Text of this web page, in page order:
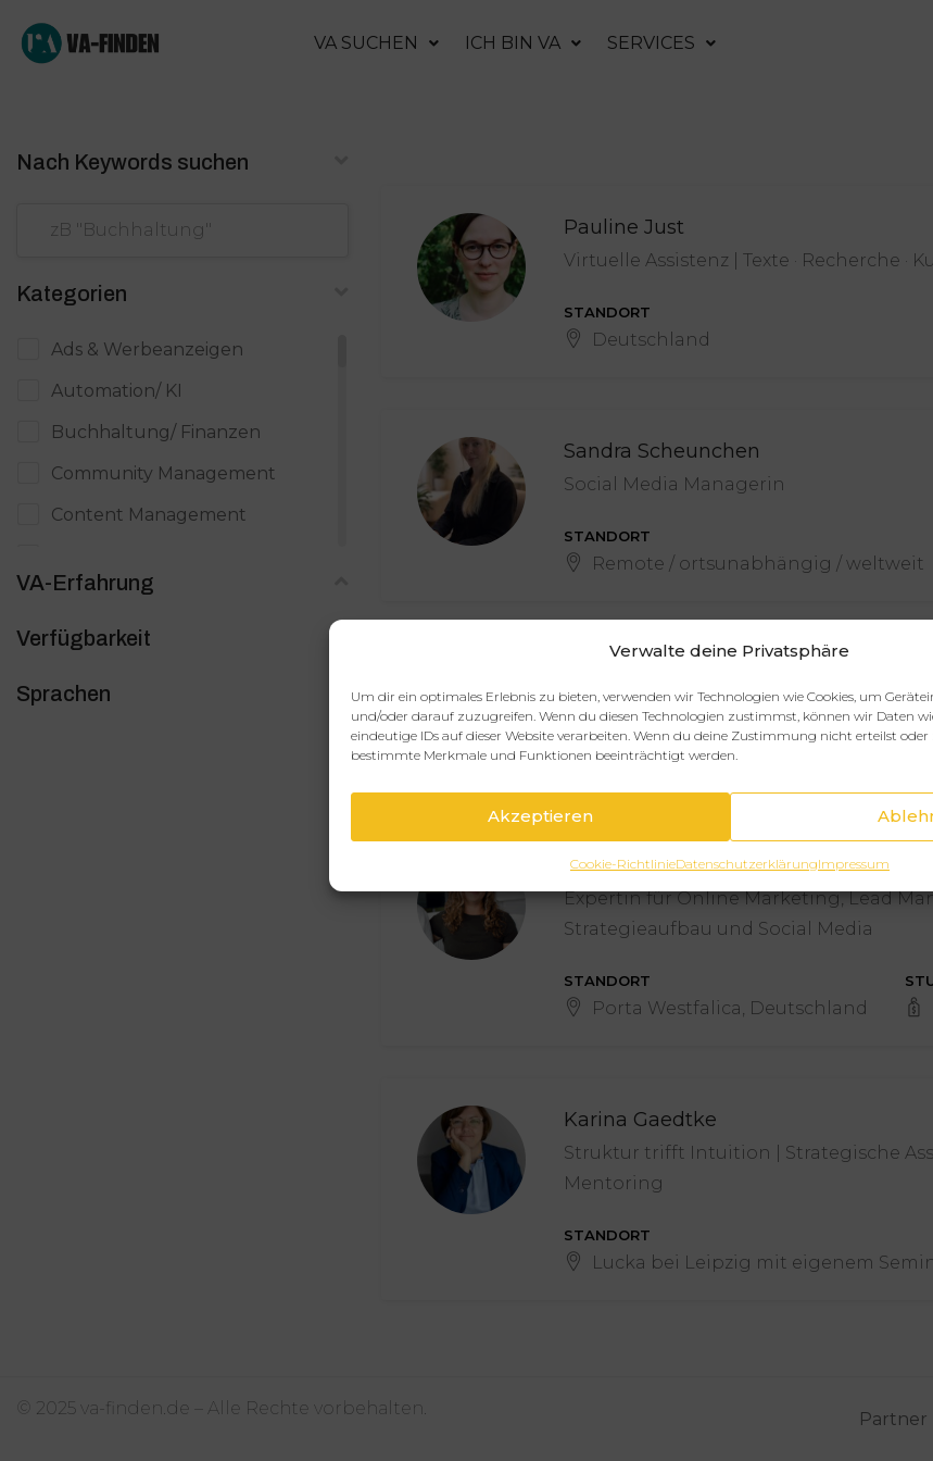
Verwalte deine Privatsphäre
Um dir ein optimales Erlebnis zu bieten, verwenden wir Technologien wie Cookies, um
und/oder darauf zuzugreifen. Wenn du diesen Technologien zustimmst, können wir Daten
eindeutige IDs auf dieser Website verarbeiten. Wenn du deine Zustimmung nicht erteilst
bestimmte Merkmale und Funktionen beeinträchtigt werden.
Akzeptieren
Cookie-RichtlinieDatenschutzerklärungImpressum
VA SUCHEN ICH BIN VA SERVICES
Nach Keywords suchen
Kategorien
Ads & Werbeanzeigen
Automation/ KI
Buchhaltung/ Finanzen
Community Management
Content Management
Datenerfassung
Digitale Produkte
Digitales Marketing
Telefonbetreuung
VA-Erfahrung
Verfügbarkeit
Sprachen
Pauline Just
Virtuelle Assistenz | Texte · Recherche ·
STANDORT
Deutschland
Sandra Scheunchen
Social Media Managerin
STANDORT
Remote / ortsunabhängig / weltweit
STANDORT
Hannover
Stefanie Meier
Expertin für Online Marketing, Lead
Strategieaufbau und Social Media
STANDORT
Porta Westfalica, Deutschland
Karina Gaedtke
Struktur trifft Intuition | Strategische
Mentoring
STANDORT
Lucka bei Leipzig mit eigenem
© 2025 va-finden.de – Alle Rechte vorbehalten.
Partner